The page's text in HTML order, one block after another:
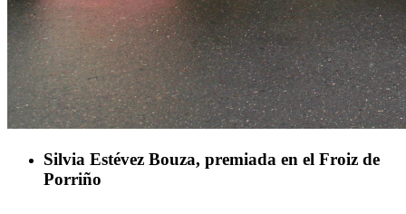
Silvia Estévez Bouza, premiada en el Froiz de
Porriño